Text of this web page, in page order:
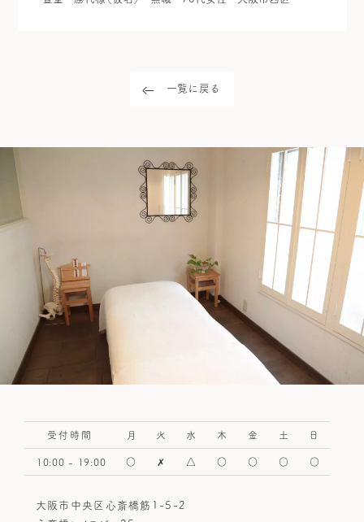
一覧に戻る
受付時間 月 火 水 木 金 土 日
10:00 - 19:00 ○ ✗ △ ○ ○ ○ ○
大阪市中央区心斎橋筋1-5-2